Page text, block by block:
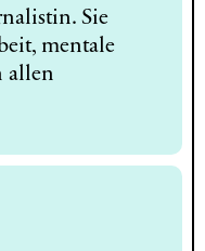
Sie
mentale
allen